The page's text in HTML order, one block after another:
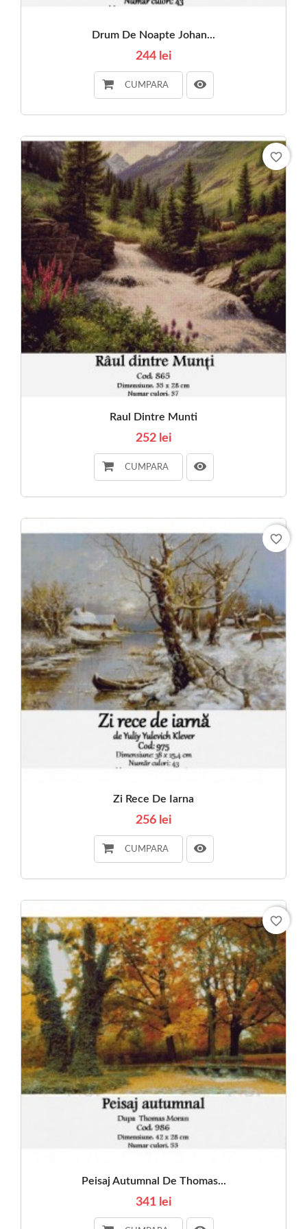
Drum De Noapte Johan...
244 lei
CUMPARA
Raul Dintre Munti
252 lei
CUMPARA
favorite_border
Zi Rece De Iarna
256 lei
CUMPARA
favorite_border
Peisaj Autumnal De Thomas...
341 lei
favorite_border